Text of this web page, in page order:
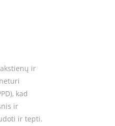
ir
kad
ir
ir tepti.